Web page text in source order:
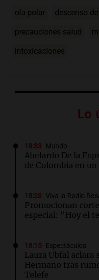
ola polar descenso
precauciones salud
intoxicaciones
Lo
18:33 Mundo
Abelardo De la
de Colombia en
18:28 Viva la Radio
Promocionan
especial: "Hoy el
18:15 Espectáculos
Laura Ubfal aclara
Hermano tras
Telefe